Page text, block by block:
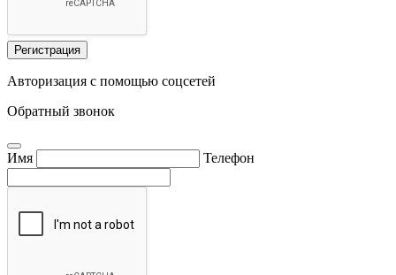
Регистрация
Авторизация с помощью соцсетей
Обратный звонок
Имя Телефон